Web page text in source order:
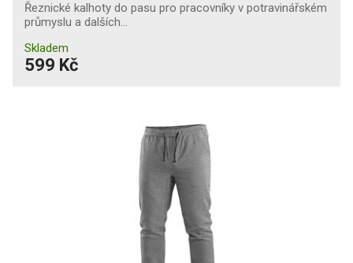
Řeznické kalhoty do pasu pro pracovníky v potravinářském
průmyslu a dalších…
Skladem
599 Kč